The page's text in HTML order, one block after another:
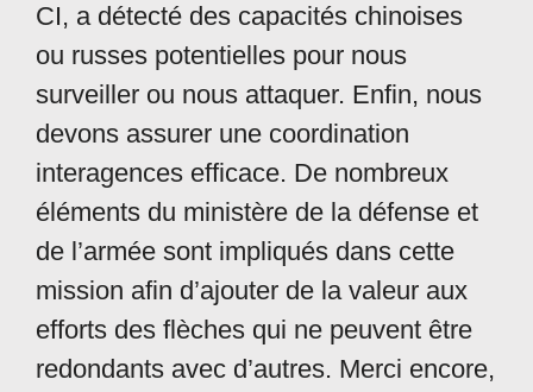
CI, a détecté des capacités chinoises
ou russes potentielles pour nous
surveiller ou nous attaquer. Enfin, nous
devons assurer une coordination
interagences efficace. De nombreux
éléments du ministère de la défense et
de l’armée sont impliqués dans cette
mission afin d’ajouter de la valeur aux
efforts des flèches qui ne peuvent être
redondants avec d’autres. Merci encore,